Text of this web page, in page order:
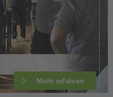
Mehr erfahren